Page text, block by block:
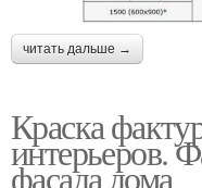
читать дальше →
Краска
интерьеров.
фасада дома